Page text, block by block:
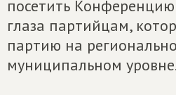
посетить
глаза партийцам,
партию на
муниципальном